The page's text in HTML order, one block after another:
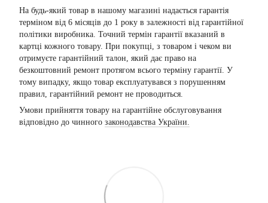
На будь-який товар в нашому магазині надається гарантія
терміном від 6 місяців до 1 року в залежності від гарантійної
політики виробника. Точний термін гарантії вказаний в
картці кожного товару. При покупці, з товаром і чеком ви
отримуєте гарантійний талон, який дає право на
безкоштовний ремонт протягом всього терміну гарантії. У
тому випадку, якщо товар експлуатувався з порушенням
правил, гарантійний ремонт не проводиться.
Умови прийняття товару на гарантійне обслуговування
відповідно до чинного законодавства України.